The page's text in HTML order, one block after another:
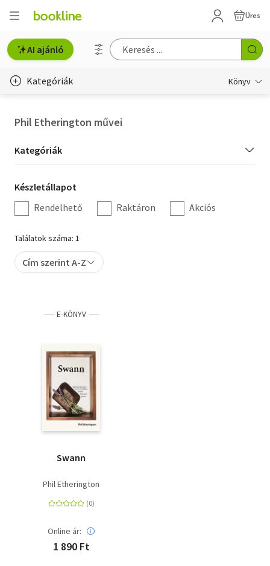
Üres
AI ajánló
Kategóriák Könyv
Hobbi, szabadidő
Irodalom
Művészet
Szakkönyv
Tankönyv, segédkönyv
Természettudomány
Történelem
Phil Etherington művei
Kategória
szűrés
Kategóriák
Készletállapot
szűrés
Készletállapot
Rendelhető
Raktáron Akciós
Találatok száma: 1
Cím szerint A-Z
E-KÖNYV
Swann
Phil Etherington
Online ár:
1 890 Ft